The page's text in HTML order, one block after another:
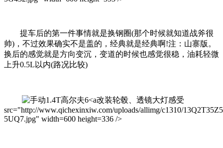
提车后的第一件事情就是换钢圈(那个时候就知道战斧很
帅)，不过效果确实不是盖的，经典就是经典啊!注：山寨版。
换后的感觉就是方向变沉，变道的时候也感觉很稳，油耗轻微
上升0.5L以内(路况比较)
改装轮毂、透镜大灯感受
src="http://www.qichexinxiw.com/uploads/allimg/c1310/
5UQ7.jpg" width=600 height=336 />